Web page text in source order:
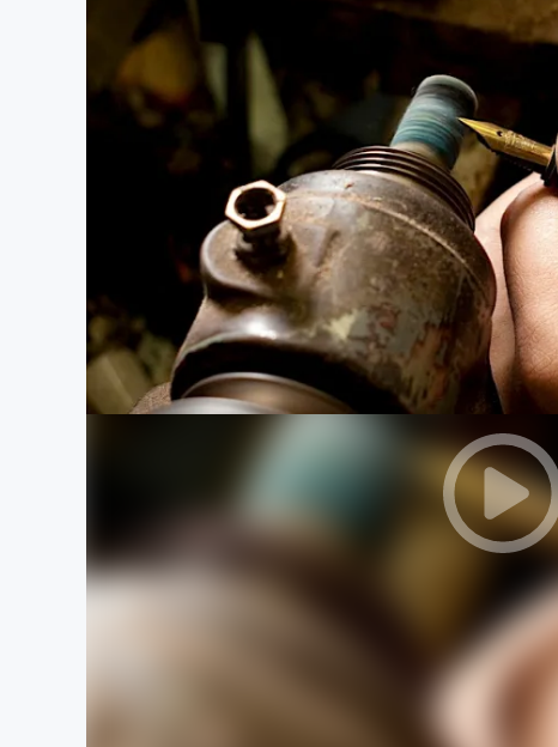
映像・映画
ビジネス・起業
まちづくり・地域活性化